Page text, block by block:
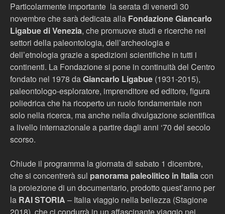
Particolarmente importante la serata di venerdì 30
novembre che sarà dedicata alla Fondazione Giancarlo
Ligabue di Venezia, che promuove studi e ricerche nei
settori della paleontologia, dell’archeologia e
dell’etnologia grazie a spedizioni scientifiche in tutti i
continenti. La Fondazione si pone in continuità del Centro
fondato nel 1978 daGiancarlo Ligabue (1931-2015),
paleontologo-esploratore, imprenditore ed editore, figura
poliedrica che ha ricoperto un ruolo fondamentale non
solo nella ricerca, ma anche nella divulgazione scientifica
a livello internazionale a partire dagli anni ‘70 del secolo
scorso.
Chiude il programma la giornata di sabato 1 dicembre,
che si concentrerà sul panorama paleolitico in Italiacon
la proiezione di un documentario, prodotto quest’anno per
la RAI STORIA – Italia viaggio nella bellezza (Stagione